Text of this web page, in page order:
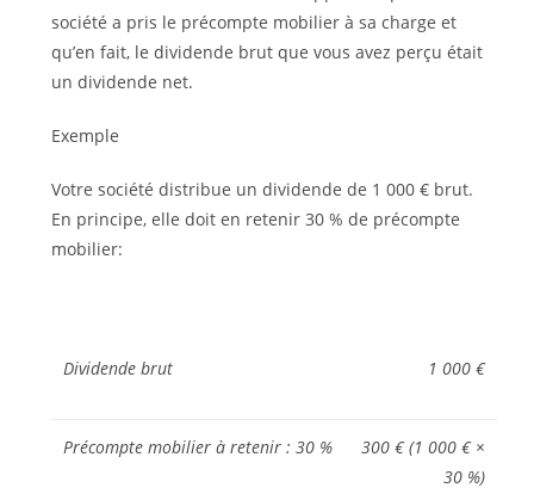
société a pris le précompte mobilier à sa charge et
qu’en fait, le dividende brut que vous avez perçu était
un dividende net.
Exemple
Votre société distribue un dividende de 1 000 € brut.
En principe, elle doit en retenir 30 % de précompte
mobilier:
Dividende brut 1 000 €
Précompte mobilier à retenir : 30 %
300 € (1 000 € ×
30 %)